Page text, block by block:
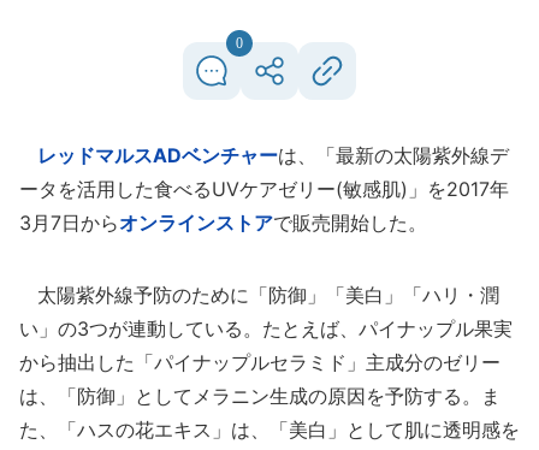
0
レッドマルスADベンチャーは、「最新の太陽紫外線デ
ータを活用した食べるUVケアゼリー(敏感肌)」を2017年
3月7日からオンラインストアで販売開始した。
太陽紫外線予防のために「防御」「美白」「ハリ・潤
い」の3つが連動している。たとえば、パイナップル果実
から抽出した「パイナップルセラミド」主成分のゼリー
は、「防御」としてメラニン生成の原因を予防する。ま
た、「ハスの花エキス」は、「美白」として肌に透明感を